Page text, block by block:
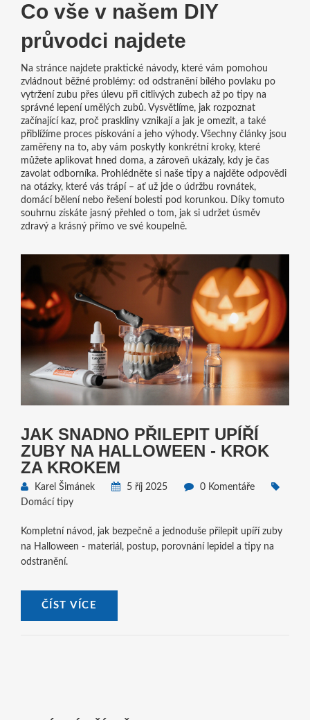
Co vše v našem DIY
průvodci najdete
Na stránce najdete praktické návody, které vám pomohou
zvládnout běžné problémy: od odstranění bílého povlaku po
vytržení zubu přes úlevu při citlivých zubech až po tipy na
správné lepení umělých zubů. Vysvětlíme, jak rozpoznat
začínající kaz, proč praskliny vznikají a jak je omezit, a také
přiblížíme proces pískování a jeho výhody. Všechny články jsou
zaměřeny na to, aby vám poskytly konkrétní kroky, které
můžete aplikovat hned doma, a zároveň ukázaly, kdy je čas
zavolat odborníka. Prohlédněte si naše tipy a najděte odpovědi
na otázky, které vás trápí – ať už jde o údržbu rovnátek,
domácí bělení nebo řešení bolesti pod korunkou. Díky tomuto
souhrnu získáte jasný přehled o tom, jak si udržet úsměv
zdravý a krásný přímo ve své koupelně.
JAK SNADNO PŘILEPIT UPÍŘÍ
ZUBY NA HALLOWEEN - KROK
ZA KROKEM
Karel Šimánek 5 říj 2025
0 Komentáře
Domácí tipy
Kompletní návod, jak bezpečně a jednoduše přilepit upíří zuby
na Halloween - materiál, postup, porovnání lepidel a tipy na
odstranění.
ČÍST VÍCE